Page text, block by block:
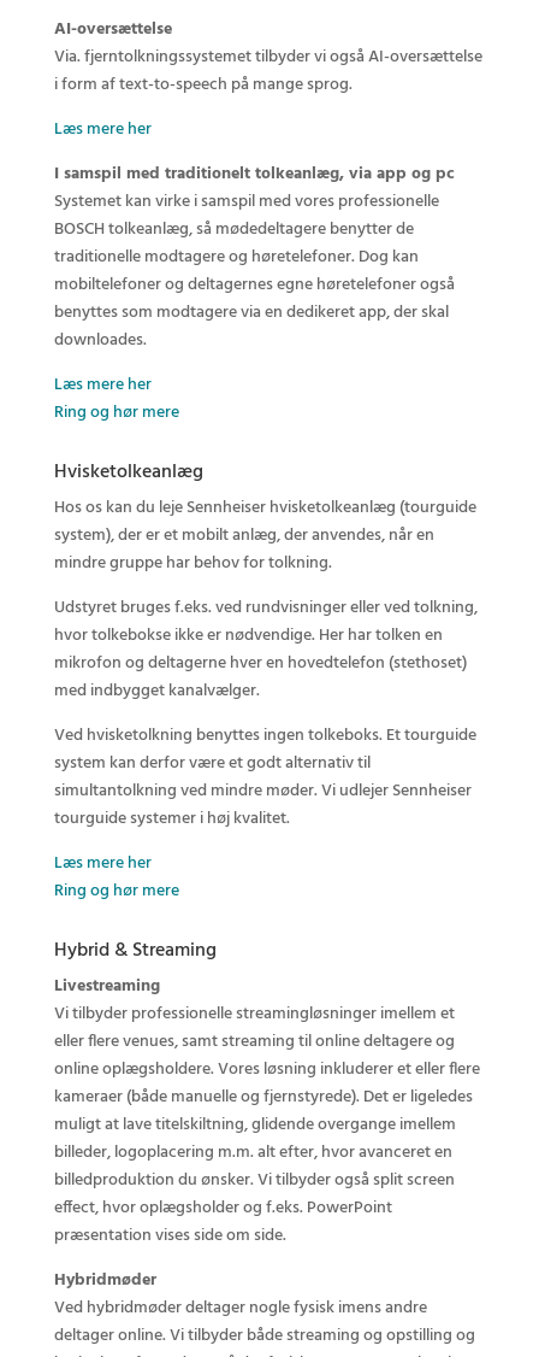
AI-oversættelse
Via. fjerntolkningssystemet tilbyder vi også AI-oversættelse
i form af text-to-speech på mange sprog.
Læs mere her
I samspil med traditionelt tolkeanlæg, via app og pc
Systemet kan virke i samspil med vores professionelle
BOSCH tolkeanlæg, så mødedeltagere benytter de
traditionelle modtagere og høretelefoner. Dog kan
mobiltelefoner og deltagernes egne høretelefoner også
benyttes som modtagere via en dedikeret app, der skal
downloades.
Læs mere her
Ring og hør mere
Hvisketolkeanlæg
Hos os kan du leje Sennheiser hvisketolkeanlæg (tourguide
system), der er et mobilt anlæg, der anvendes, når en
mindre gruppe har behov for tolkning.
Udstyret bruges f.eks. ved rundvisninger eller ved tolkning,
hvor tolkebokse ikke er nødvendige. Her har tolken en
mikrofon og deltagerne hver en hovedtelefon (stethoset)
med indbygget kanalvælger.
Ved hvisketolkning benyttes ingen tolkeboks. Et tourguide
system kan derfor være et godt alternativ til
simultantolkning ved mindre møder. Vi udlejer Sennheiser
tourguide systemer i høj kvalitet.
Læs mere her
Ring og hør mere
Hybrid & Streaming
Livestreaming
Vi tilbyder professionelle streamingløsninger imellem et
eller flere venues, samt streaming til online deltagere og
online oplægsholdere. Vores løsning inkluderer et eller flere
kameraer (både manuelle og fjernstyrede). Det er ligeledes
muligt at lave titelskiltning, glidende overgange imellem
billeder, logoplacering m.m. alt efter, hvor avanceret en
billedproduktion du ønsker. Vi tilbyder også split screen
effect, hvor oplægsholder og f.eks. PowerPoint
præsentation vises side om side.
Hybridmøder
Ved hybridmøder deltager nogle fysisk imens andre
deltager online. Vi tilbyder både streaming og opstilling og